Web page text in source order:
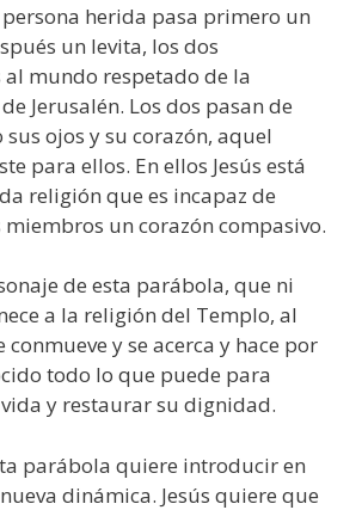
herida pasa primero un
un levita, los dos
al mundo respetado de la
Jerusalén. Los dos pasan de
ojos y su corazón, aquel
para ellos. En ellos Jesús está
religión que es incapaz de
miembros un corazón compasivo.
de esta parábola, que ni
a la religión del Templo, al
conmueve y se acerca y hace por
todo lo que puede para
y restaurar su dignidad.
parábola quiere introducir en
dinámica. Jesús quiere que